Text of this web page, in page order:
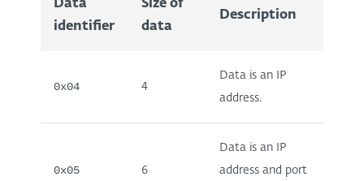
Data
identifier
Size of
data
Description
0x04 4
Data is an IP
address.
0x05 6
Data is an IP
address and port